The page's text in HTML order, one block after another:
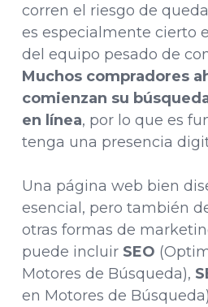
corren el riesgo de
es especialmente cierto
del equipo pesado de
Muchos compradores
comienzan su
en línea, por lo que es
tenga una presencia
Una página web bien
esencial, pero también
otras formas de
puede incluir SEO
Motores de Búsqueda),
en Motores de